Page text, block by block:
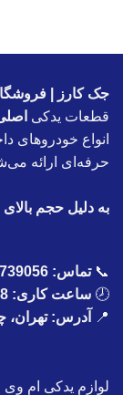
جک کارز |
قطعات یدکی
انواع خودروهای
حرفه‌ای ارائه
به دلیل حجم
📞تماس:
🕗 ساعت کاری: 8 صبح تا 9 شب
📍
آدرس: تهران،
لوازم یدکی ام وی